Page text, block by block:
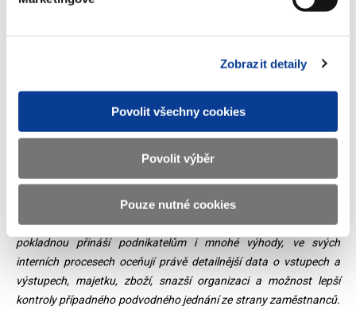
Zobrazit detaily
Povolit všechny cookies
Povolit výběr
Pouze nutné cookies
výjimky zvolili po konzultaci s podnikatelskými svazy a komorami.
Je to systémovější řešení, než vyjímat podnikatele na základě
celkového objemu příjmů, který není možné bez EET dost dobře
prověřit,“vysvětluje ministryně financí. Stanovené podmínky pro
relativně velmi široký okruh podnikatelů – v maximální hranici
může jít až o 340 tis. subjektů. Ministerstvo financí předpokládá,
že ve skutečnosti bude počet podnikatelů, kteří se takto
rozhodnou, výrazně menší.„Evidování tržeb elektronickou
pokladnou přináší podnikatelům i mnohé výhody, ve svých
interních procesech oceňují právě detailnější data o vstupech a
výstupech, majetku, zboží, snazší organizaci a možnost lepší
kontroly případného podvodného jednání ze strany zaměstnanců.